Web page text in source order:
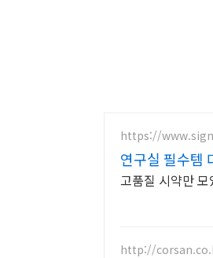
https://
연구실 필수템
고품질 시약만
http://